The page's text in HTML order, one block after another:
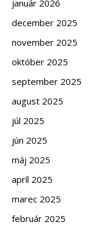
január 2026
december 2025
november 2025
október 2025
september 2025
august 2025
júl 2025
jún 2025
máj 2025
apríl 2025
marec 2025
február 2025